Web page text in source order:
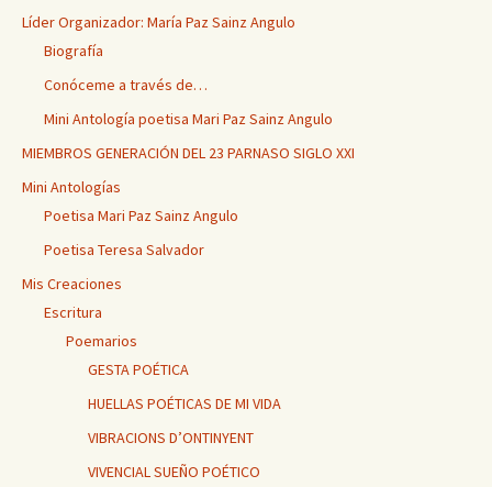
Líder Organizador: María Paz Sainz Angulo
Biografía
Conóceme a través de…
Mini Antología poetisa Mari Paz Sainz Angulo
MIEMBROS GENERACIÓN DEL 23 PARNASO SIGLO XXI
Mini Antologías
Poetisa Mari Paz Sainz Angulo
Poetisa Teresa Salvador
Mis Creaciones
Escritura
Poemarios
GESTA POÉTICA
HUELLAS POÉTICAS DE MI VIDA
VIBRACIONS D’ONTINYENT
VIVENCIAL SUEÑO POÉTICO